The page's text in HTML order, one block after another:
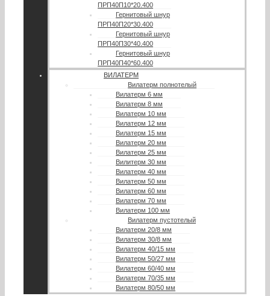
ПРП40П10*20.400
Гернитовый шнур
ПРП40П20*30.400
Гернитовый шнур
ПРП40П30*40.400
Гернитовый шнур
ПРП40П40*60.400
ВИЛАТЕРМ
Вилатерм полнотелый
Вилатерм 6 мм
Вилатерм 8 мм
Вилатерм 10 мм
Вилатерм 12 мм
Вилатерм 15 мм
Вилатерм 20 мм
Вилатерм 25 мм
Вилитерм 30 мм
Вилатерм 40 мм
Вилатерм 50 мм
Вилатерм 60 мм
Вилатерм 70 мм
Вилатерм 100 мм
Вилатерм пустотелый
Вилатерм 20/8 мм
Вилатерм 30/8 мм
Вилатерм 40/15 мм
Вилатерм 50/27 мм
Вилатерм 60/40 мм
Вилатерм 70/35 мм
Вилатерм 80/50 мм